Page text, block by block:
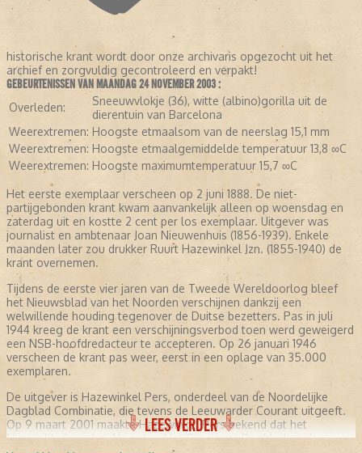
historische krant wordt door onze archivaris opgezocht uit het
archief en zorgvuldig gecontroleerd en verpakt!
GEBEURTENISSEN VAN MAANDAG 24 NOVEMBER 2003 :
Overleden:
Sneeuwvlokje (36), witte (albino)gorilla uit de
dierentuin van Barcelona
Weerextremen: Hoogste etmaalsom van de neerslag 15,1 mm
Weerextremen: Hoogste etmaalgemiddelde temperatuur 13,8 ∞C
Weerextremen: Hoogste maximumtemperatuur 15,7 ∞C
Het eerste exemplaar verscheen op 2 juni 1888. De niet-
partijgebonden krant kwam aanvankelijk alleen op woensdag en
zaterdag uit en kostte 2 cent per los exemplaar. Uitgever was
journalist en ambtenaar Joan Nieuwenhuis (1856-1939). Enkele
maanden later zou drukker Ruurt Hazewinkel Jzn. (1855-1940) de
krant overnemen.
Tijdens de eerste vier jaren van de Tweede Wereldoorlog bleef
het Nieuwsblad van het Noorden verschijnen dankzij een
welwillende houding tegenover de Duitse bezetters. Pas in juli
1944 kreeg de krant een verschijningsverbod toen werd geweigerd
een NSB-hoofdredacteur te accepteren. Op 26 januari 1946
verscheen de krant pas weer, eerst in een oplage van 35.000
exemplaren.
De uitgever is Hazewinkel Pers, onderdeel van de Noordelijke
Dagblad Combinatie, die tevens de Leeuwarder Courant uitgeeft.
Op 9 maart 2001 maakte Hazewinkel Pers bekend dat het
Nieuwsblad van het Noorden, Het Groninger Dagblad en de
LEES VERDER